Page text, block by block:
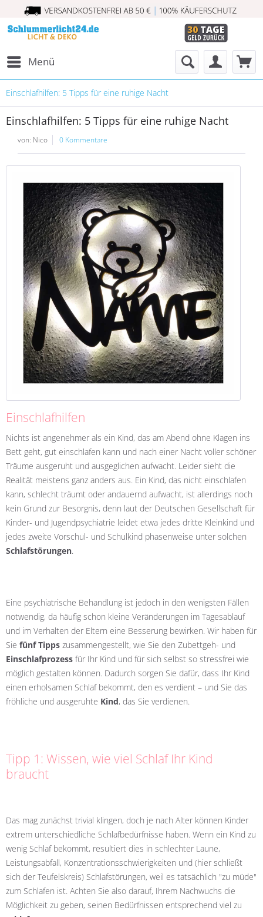
Menü
Einschlafhilfen: 5 Tipps für eine ruhige Nacht
Einschlafhilfen: 5 Tipps für eine ruhige Nacht
von: Nico 0 Kommentare
Einschlafhilfen
Nichts ist angenehmer als ein Kind, das am Abend ohne Klagen ins
Bett geht, gut einschlafen kann und nach einer Nacht voller schöner
Träume ausgeruht und ausgeglichen aufwacht. Leider sieht die
Realität meistens ganz anders aus. Ein Kind, das nicht einschlafen
kann, schlecht träumt oder andauernd aufwacht, ist allerdings noch
kein Grund zur Besorgnis, denn laut der Deutschen Gesellschaft für
Kinder- und Jugendpsychiatrie leidet etwa jedes dritte Kleinkind und
jedes zweite Vorschul- und Schulkind phasenweise unter solchen
Schlafstörungen.
Eine psychiatrische Behandlung ist jedoch in den wenigsten Fällen
notwendig, da häufig schon kleine Veränderungen im Tagesablauf
und im Verhalten der Eltern eine Besserung bewirken. Wir haben für
Sie fünf Tipps zusammengestellt, wie Sie den Zubettgeh- und
Einschlafprozess für Ihr Kind und für sich selbst so stressfrei wie
möglich gestalten können. Dadurch sorgen Sie dafür, dass Ihr Kind
einen erholsamen Schlaf bekommt, den es verdient – und Sie das
fröhliche und ausgeruhte Kind, das Sie verdienen.
Tipp 1: Wissen, wie viel Schlaf Ihr Kind
braucht
Das mag zunächst trivial klingen, doch je nach Alter können Kinder
extrem unterschiedliche Schlafbedürfnisse haben. Wenn ein Kind zu
wenig Schlaf bekommt, resultiert dies in schlechter Laune,
Leistungsabfall, Konzentrationsschwierigkeiten und (hier schließt
sich der Teufelskreis) Schlafstörungen, weil es tatsächlich "zu müde"
zum Schlafen ist. Achten Sie also darauf, Ihrem Nachwuchs die
Möglichkeit zu geben, seinen Bedürfnissen entsprechend viel zu